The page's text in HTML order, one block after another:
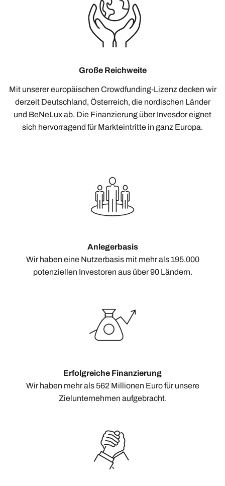
Große Reichweite
Mit unserer europäischen Crowdfunding-Lizenz decken wir
derzeit Deutschland, Österreich, die nordischen Länder
und BeNeLux ab. Die Finanzierung über Invesdor eignet
sich hervorragend für Markteintritte in ganz Europa.
Anlegerbasis
Wir haben eine Nutzerbasis mit mehr als 195.000
potenziellen Investoren aus über 90 Ländern.
Erfolgreiche Finanzierung
Wir haben mehr als 562 Millionen Euro für unsere
Zielunternehmen aufgebracht.